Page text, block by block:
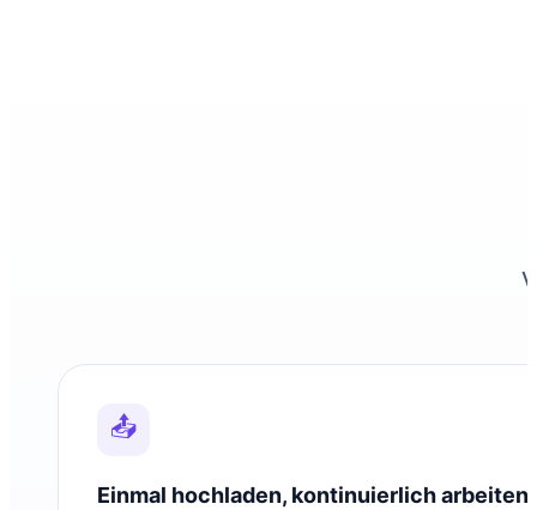
📤
Einmal hochladen, kontinuierlich arbeiten